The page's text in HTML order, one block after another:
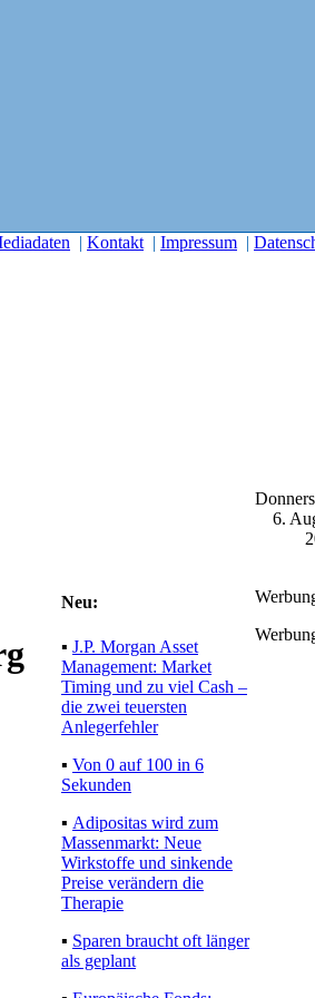
| Kontakt | Impressum |
6.
Neu:
▪ J.P. Morgan Asset
Management: Market
Timing und zu viel Cash –
die zwei teuersten
Anlegerfehler
▪ Von 0 auf 100 in 6
Sekunden
▪ Adipositas wird zum
Massenmarkt: Neue
Wirkstoffe und sinkende
Preise verändern die
Therapie
▪ Sparen braucht oft länger
als geplant